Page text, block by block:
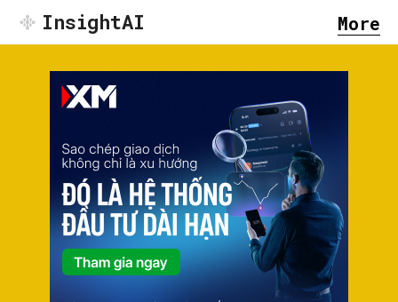
InsightAI More